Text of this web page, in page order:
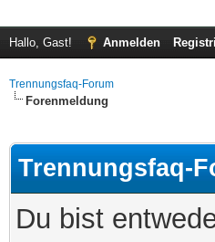
Hallo, Gast! Anmelden
Trennungsfaq-Forum
Forenmeldung
Trennungsfaq-
Du bist